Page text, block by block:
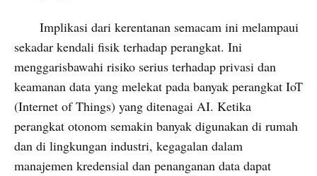
Implikasi dari kerentanan semacam ini melampaui
sekadar kendali fisik terhadap perangkat. Ini
menggarisbawahi risiko serius terhadap privasi dan
keamanan data yang melekat pada banyak perangkat IoT
(Internet of Things) yang ditenagai AI. Ketika
perangkat otonom semakin banyak digunakan di rumah
dan di lingkungan industri, kegagalan dalam
manajemen kredensial dan penanganan data dapat